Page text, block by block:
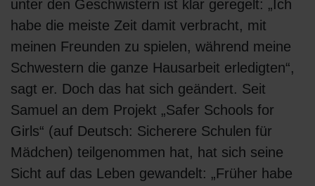
unter den Geschwistern ist klar geregelt: „Ich
habe die meiste Zeit damit verbracht, mit
meinen Freunden zu spielen, während meine
Schwestern die ganze Hausarbeit erledigten“,
sagt er. Doch das hat sich geändert. Seit
Samuel an dem Projekt „Safer Schools for
Girls“ (auf Deutsch: Sicherere Schulen für
Mädchen) teilgenommen hat, hat sich seine
Sicht auf das Leben gewandelt: „Früher habe